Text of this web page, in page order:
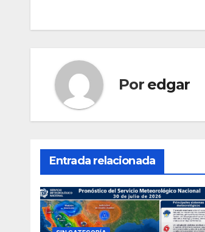
entradas
Por edgar
Entrada relacionada